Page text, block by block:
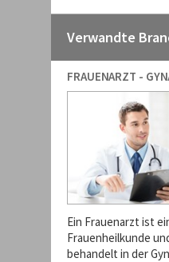
Verwandte
FRAUENARZT -
Ein Frauenarzt ist
Frauenheilkunde
behandelt in der